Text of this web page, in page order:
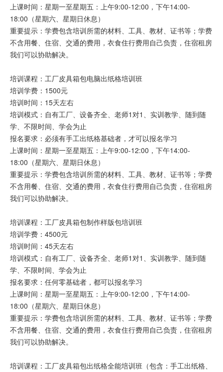
上课时间：星期一至星期五：上午9:00-12:00，下午14:00-
18:00（星期六、星期日休息）
重要提示：学费包含培训所需的材料、工具、教材、证书等；学费
不含用餐、住宿、交通的费用，衣食住行费用自己负责，住宿租房
我们可以协助解决。
培训课程：工厂皮具箱包电脑出纸格培训班
培训学费：1500元
培训时间：15天左右
培训模式：自有工厂、设备齐全、老师1对1、实训教学、随到随
学、不限时间、学会为止
报名要求：必须有手工出纸格基础者，才可以报名学习
上课时间：星期一至星期五：上午9:00-12:00，下午14:00-
18:00（星期六、星期日休息）
重要提示：学费包含培训所需的材料、工具、教材、证书等；学费
不含用餐、住宿、交通的费用，衣食住行费用自己负责，住宿租房
我们可以协助解决。
培训课程：工厂皮具箱包制作样版包培训班
培训学费：4500元
培训时间：45天左右
培训模式：自有工厂、设备齐全、老师1对1、实训教学、随到随
学、不限时间、学会为止
报名要求：任何零基础者，都可以报名学习
上课时间：星期一至星期五：上午9:00-12:00，下午14:00-
18:00（星期六、星期日休息）
重要提示：学费包含培训所需的材料、工具、教材、证书等；学费
不含用餐、住宿、交通的费用，衣食住行费用自己负责，住宿租房
我们可以协助解决。
培训课程：工厂皮具箱包出纸格全能培训班（包含：手工出纸格、